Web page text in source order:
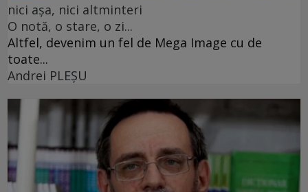
nici așa, nici altminteri
O notă, o stare, o zi...
Altfel, devenim un fel de Mega Image cu de
toate...
Andrei PLEŞU